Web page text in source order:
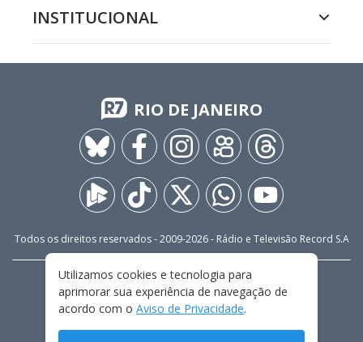
INSTITUCIONAL
RIO DE JANEIRO
Todos os direitos reservados - 2009-2026- Rádio e Televisão Record S.A
CARREIRA FALE CONOSCO
PRIVACIDADE
TERMOS E CONDIÇÕES DE USO
Utilizamos cookies e tecnologia para
aprimorar sua experiência de navegação de
acordo com o Aviso de Privacidade.